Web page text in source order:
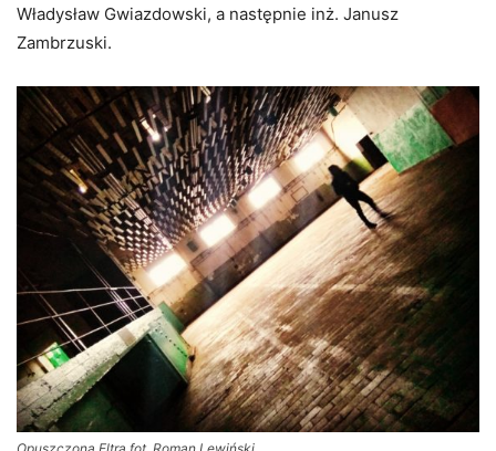
Władysław Gwiazdowski, a następnie inż. Janusz
Zambrzuski.